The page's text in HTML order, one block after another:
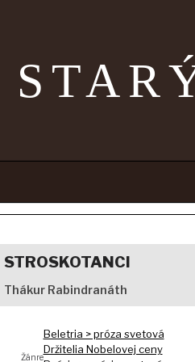
STROSKOTANCI
Thákur Rabindranáth
Žánre
Beletria > próza svetová
Držitelia Nobelovej ceny